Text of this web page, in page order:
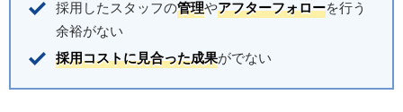
採用したスタッフの管理やアフターフォローを行う
余裕がない
採用コストに見合った成果がでない